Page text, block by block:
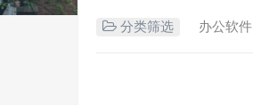
分类筛选 办公软件